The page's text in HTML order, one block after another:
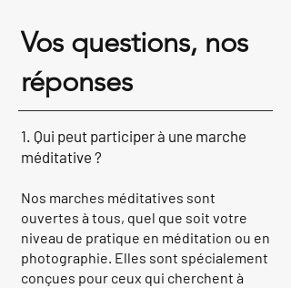
Vos questions, nos
réponses​
1. Qui peut participer à une marche
méditative ?
Nos marches méditatives sont
ouvertes à tous, quel que soit votre
niveau de pratique en méditation ou en
photographie. Elles sont spécialement
conçues pour ceux qui cherchent à